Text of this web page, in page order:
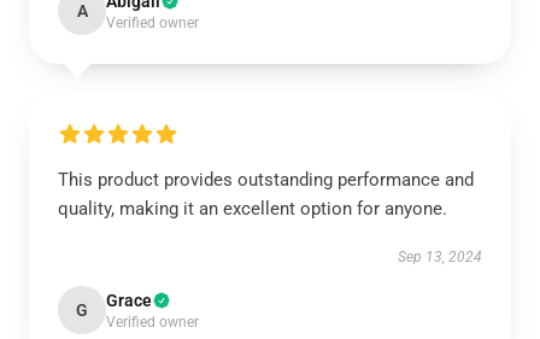
A
Verified owner
This product provides outstanding performance and
quality, making it an excellent option for anyone.
Sep 13, 2024
G Grace
Verified owner